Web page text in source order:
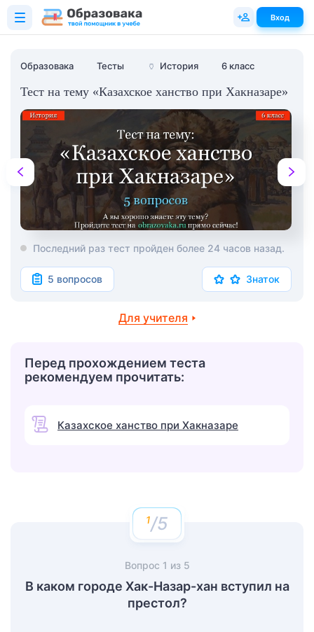
Образовака Тесты 🏺 История 6 класс
Тест на тему «Казахское ханство при Хакназаре»
Последний раз тест пройден более 24 часов назад.
5 вопросов Знаток
Для учителя
Перед прохождением теста
рекомендуем прочитать:
Казахское ханство при Хакназаре
/5
Вопрос 1 из 5
В каком городе Хак-Назар-хан вступил на
престол?
Вход